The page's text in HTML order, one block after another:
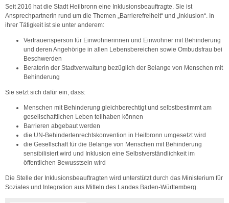
Seit 2016 hat die Stadt Heilbronn eine Inklusionsbeauftragte. Sie ist
Ansprechpartnerin rund um die Themen „Barrierefreiheit“ und „Inklusion“. In
ihrer Tätigkeit ist sie unter anderem:
Vertrauensperson für Einwohnerinnen und Einwohner mit Behinderung
und deren Angehörige in allen Lebensbereichen sowie Ombudsfrau bei
Beschwerden
Beraterin der Stadtverwaltung bezüglich der Belange von Menschen mit
Behinderung
Sie setzt sich dafür ein, dass:
Menschen mit Behinderung gleichberechtigt und selbstbestimmt am
gesellschaftlichen Leben teilhaben können
Barrieren abgebaut werden
die UN-Behindertenrechtskonvention in Heilbronn umgesetzt wird
die Gesellschaft für die Belange von Menschen mit Behinderung
sensibilisiert wird und Inklusion eine Selbstverständlichkeit im
öffentlichen Bewusstsein wird
Die Stelle der Inklusionsbeauftragten wird unterstützt durch das Ministerium für
Soziales und Integration aus Mitteln des Landes Baden-Württemberg.